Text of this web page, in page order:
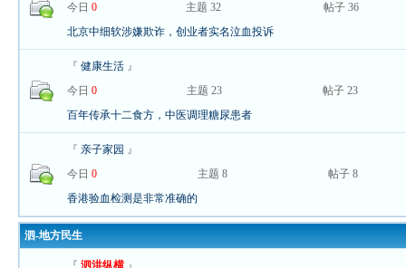
今日 0 主题 32
帖子 36
北京中细软涉嫌欺诈，创业者实名泣血投诉
『 健康生活 』
今日 0 主题 23
帖子 23
百年传承十二食方，中医调理糖尿患者
『 亲子家园 』
今日 0 主题 8
帖子 8
香港验血检测是非常准确的
泗-地方民生
『 泗洪纵横 』